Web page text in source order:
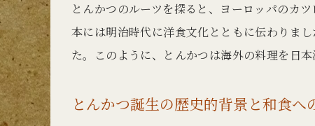
とんかつのルーツを探ると、ヨーロッパのカ
本には明治時代に洋食文化とともに伝わりま
た。このように、とんかつは海外の料理を日本
とんかつ誕生の歴史的背景と和食へ